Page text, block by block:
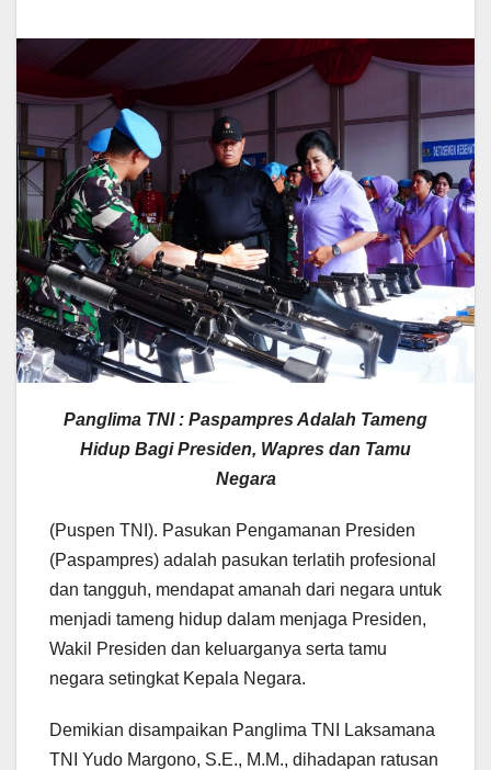
Panglima TNI : Paspampres Adalah Tameng
Hidup Bagi Presiden, Wapres dan Tamu
Negara
(Puspen TNI). Pasukan Pengamanan Presiden
(Paspampres) adalah pasukan terlatih profesional
dan tangguh, mendapat amanah dari negara untuk
menjadi tameng hidup dalam menjaga Presiden,
Wakil Presiden dan keluarganya serta tamu
negara setingkat Kepala Negara.
Demikian disampaikan Panglima TNI Laksamana
TNI Yudo Margono, S.E., M.M., dihadapan ratusan